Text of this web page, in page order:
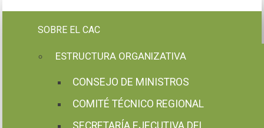
SOBRE EL CAC
ESTRUCTURA ORGANIZATIVA
CONSEJO DE MINISTROS
COMITÉ TÉCNICO REGIONAL